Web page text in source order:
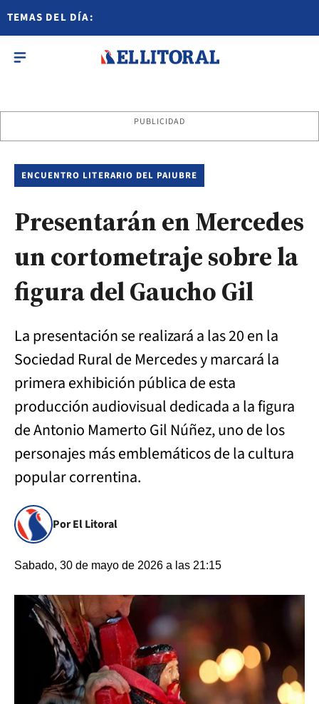
TEMAS DEL DÍA:
PUBLICIDAD
ENCUENTRO LITERARIO DEL PAIUBRE
Presentarán en Mercedes
un cortometraje sobre la
figura del Gaucho Gil
La presentación se realizará a las 20 en la
Sociedad Rural de Mercedes y marcará la
primera exhibición pública de esta
producción audiovisual dedicada a la figura
de Antonio Mamerto Gil Núñez, uno de los
personajes más emblemáticos de la cultura
popular correntina.
Por El Litoral
Sabado, 30 de mayo de 2026 a las 21:15